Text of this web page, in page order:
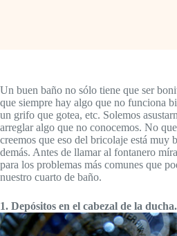
Un buen baño no sólo tiene que ser
que siempre hay algo que no funciona
un grifo que gotea, etc. Solemos
arreglar algo que no conocemos. No
creemos que eso del bricolaje está muy
demás. Antes de llamar al fontanero
para los problemas más comunes que
nuestro cuarto de baño.
1. Depósitos en el cabezal de la ducha.